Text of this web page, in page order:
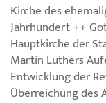
Kirche des
Jahrhundert ++
Hauptkirche der
Martin Luthers
Entwicklung der
Überreichung des